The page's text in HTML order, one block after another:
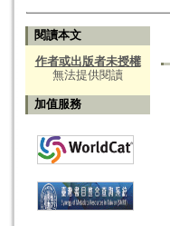
閱讀本文
作者或出版者未授權
無法提供閱讀
加值服務